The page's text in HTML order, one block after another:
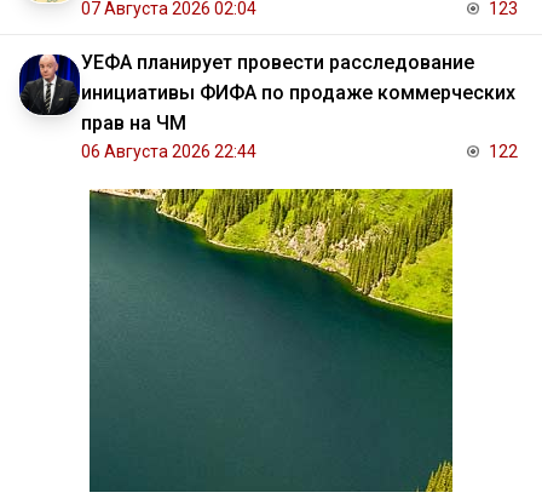
07 Августа 2026 02:04 123
УЕФА планирует провести расследование
инициативы ФИФА по продаже коммерческих
прав на ЧМ
06 Августа 2026 22:44 122